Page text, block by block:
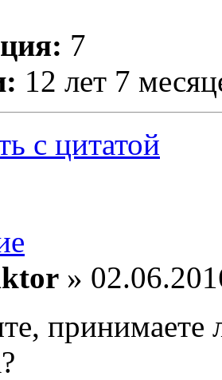
7
12 лет 7
с цитатой
»
принимаете